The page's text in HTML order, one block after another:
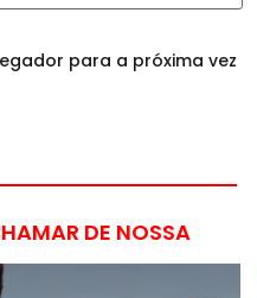
para a próxima vez
DE NOSSA